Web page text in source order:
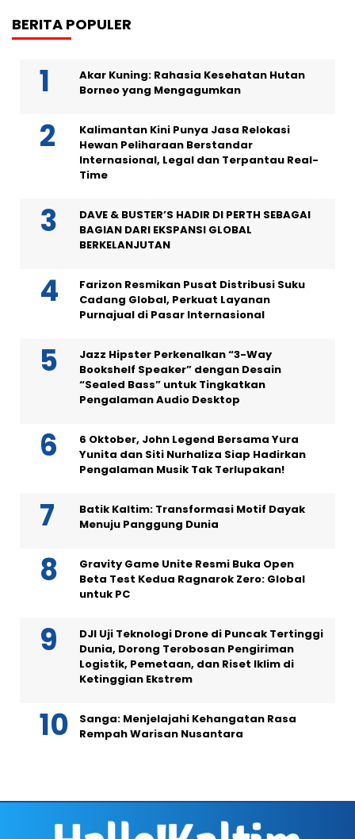
BERITA POPULER
Akar Kuning: Rahasia Kesehatan Hutan
Borneo yang Mengagumkan
Kalimantan Kini Punya Jasa Relokasi
Hewan Peliharaan Berstandar
Internasional, Legal dan Terpantau Real-
Time
DAVE & BUSTER’S HADIR DI PERTH SEBAGAI
BAGIAN DARI EKSPANSI GLOBAL
BERKELANJUTAN
Farizon Resmikan Pusat Distribusi Suku
Cadang Global, Perkuat Layanan
Purnajual di Pasar Internasional
Jazz Hipster Perkenalkan “3-Way
Bookshelf Speaker” dengan Desain
“Sealed Bass” untuk Tingkatkan
Pengalaman Audio Desktop
6 Oktober, John Legend Bersama Yura
Yunita dan Siti Nurhaliza Siap Hadirkan
Pengalaman Musik Tak Terlupakan!
Batik Kaltim: Transformasi Motif Dayak
Menuju Panggung Dunia
Gravity Game Unite Resmi Buka Open
Beta Test Kedua Ragnarok Zero: Global
untuk PC
DJI Uji Teknologi Drone di Puncak Tertinggi
Dunia, Dorong Terobosan Pengiriman
Logistik, Pemetaan, dan Riset Iklim di
Ketinggian Ekstrem
Sanga: Menjelajahi Kehangatan Rasa
Rempah Warisan Nusantara